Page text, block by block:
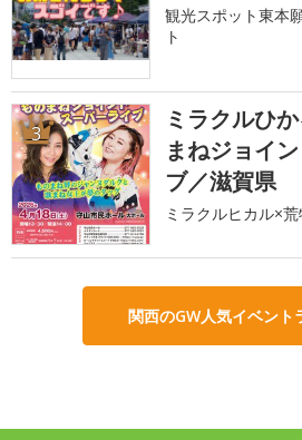
観光スポット東本
ト
3
ミラクルひ
まねジョイ
ブ／滋賀県
ミラクルヒカル×
関西のGW人気イベント